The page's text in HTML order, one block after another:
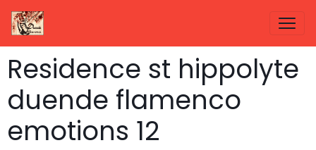
Residence st hippolyte
duende flamenco
emotions 12